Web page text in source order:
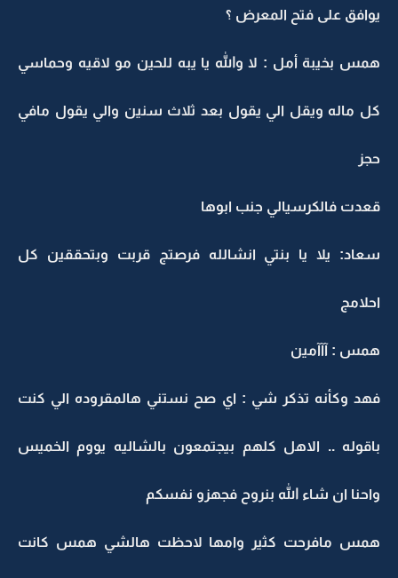
يوافق على فتح المعرض ؟
همس بخيبة أمل : لا والله يا يبه للحين مو لاقيه وحماسي
كل ماله ويقل الي يقول بعد ثلاث سنين والي يقول مافي
حجز
قعدت فالكرسيالي جنب ابوها
سعاد: يلا يا بنتي انشالله فرصتج قربت وبتحققين كل
احلامج
همس : آآآمين
فهد وكأنه تذكر شي : اي صح نستني هالمقروده الي كنت
باقوله .. الاهل كلهم بيجتمعون بالشاليه يووم الخميس
واحنا ان شاء الله بنروح فجهزو نفسكم
همس مافرحت كثير وامها لاحظت هالشي همس كانت